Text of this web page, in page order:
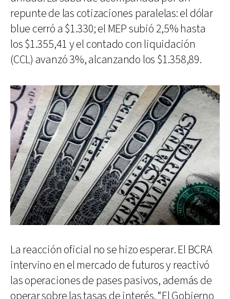
repunte de las cotizaciones paralelas: el dólar
blue cerró a $1.330; el MEP subió 2,5% hasta
los $1.355,41 y el contado con liquidación
(CCL) avanzó 3%, alcanzando los $1.358,89.
La reacción oficial no se hizo esperar. El BCRA
intervino en el mercado de futuros y reactivó
las operaciones de pases pasivos, además de
operar sobre las tasas de interés. “El Gobierno